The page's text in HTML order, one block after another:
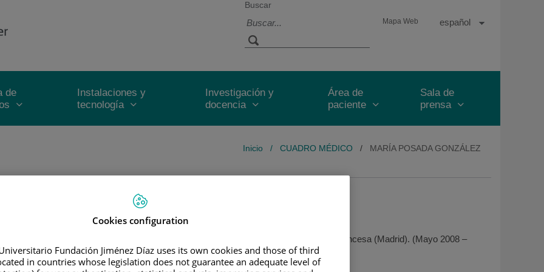
Buscar
Mapa Web
SelectorIdioma
Español
de
Instalaciones y
tecnología
Investigación y
docencia
Área de
paciente
Sala de
prensa
Inicio / CUADRO MÉDICO / MARÍA POSADA GONZÁLEZ
por la Universidad Autónoma de Madrid. Promoción 2001-2007.
vía MIR en "Cirugía General y del Aparato Digestivo" en el Hospital Universitario La Princesa (Madrid). (Mayo 2008 –
Cookies configuration
Fundación Jiménez Díaz uses its own cookies and those of third
in countries whose legislation does not guarantee an adequate level of